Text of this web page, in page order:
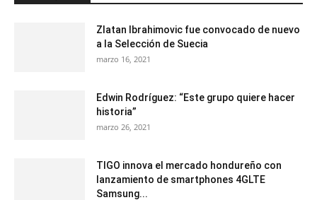
Zlatan Ibrahimovic fue convocado de nuevo
a la Selección de Suecia
marzo 16, 2021
Edwin Rodríguez: “Este grupo quiere hacer
historia”
marzo 26, 2021
TIGO innova el mercado hondureño con
lanzamiento de smartphones 4GLTE
Samsung...